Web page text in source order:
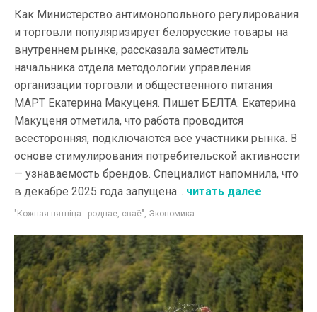
Как Министерство антимонопольного регулирования
и торговли популяризирует белорусские товары на
внутреннем рынке, рассказала заместитель
начальника отдела методологии управления
организации торговли и общественного питания
МАРТ Екатерина Макуценя. Пишет БЕЛТА. Екатерина
Макуценя отметила, что работа проводится
всесторонняя, подключаются все участники рынка. В
основе стимулирования потребительской активности
— узнаваемость брендов. Специалист напомнила, что
в декабре 2025 года запущена... читать далее
"Кожная пятнiца - роднае, сваё", Экономика